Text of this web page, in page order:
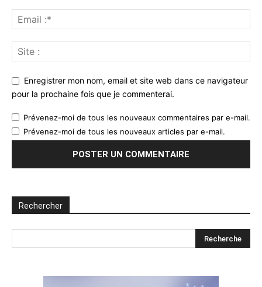
Enregistrer mon nom, email et site web dans ce navigateur
pour la prochaine fois que je commenterai.
Prévenez-moi de tous les nouveaux commentaires par e-mail.
Prévenez-moi de tous les nouveaux articles par e-mail.
Rechercher